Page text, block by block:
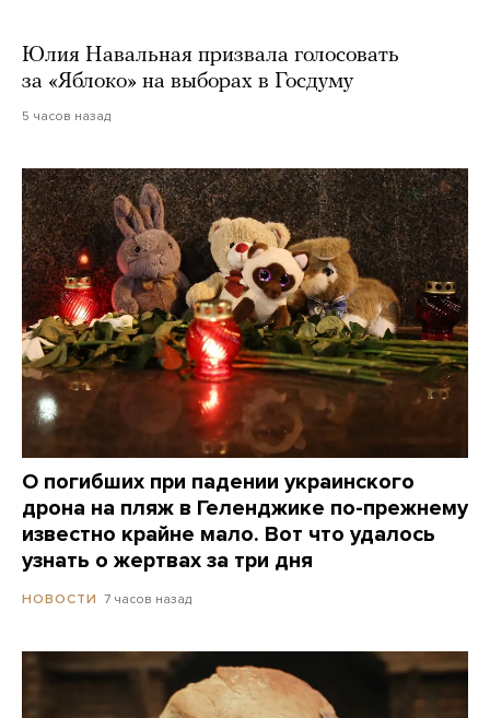
Юлия Навальная призвала голосовать
за «Яблоко» на выборах в Госдуму
5 часов назад
О погибших при падении украинского
дрона на пляж в Геленджике по-прежнему
известно крайне мало. Вот что удалось
узнать о жертвах за три дня
НОВОСТИ 7 часов назад